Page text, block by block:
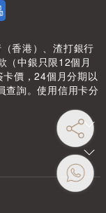
香港）、渣打銀行
（中銀只限12個月
價，24個月分期以
查詢。使用信用卡分